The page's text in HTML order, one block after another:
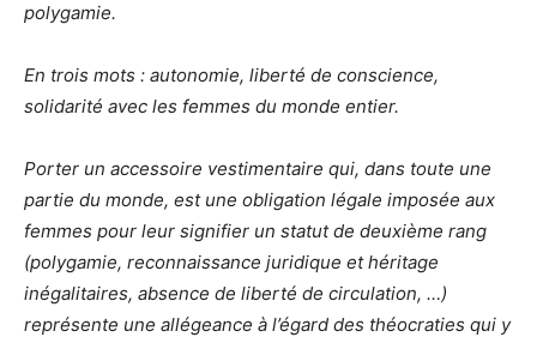
polygamie.
En trois mots : autonomie, liberté de conscience,
solidarité avec les femmes du monde entier.
Porter un accessoire vestimentaire qui, dans toute une
partie du monde, est une obligation légale imposée aux
femmes pour leur signifier un statut de deuxième rang
(polygamie, reconnaissance juridique et héritage
inégalitaires, absence de liberté de circulation, …)
représente une allégeance à l’égard des théocraties qui y